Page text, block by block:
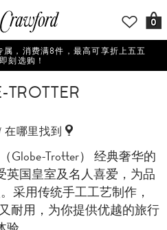
0
，消费满8件，最高可享折上五五
刻选购！
在哪里找到
Globe-Trotter） 经典奢华的
英国皇室及名人喜爱，为品
采用传统手工工艺制作，
耐用，为你提供优越的旅行